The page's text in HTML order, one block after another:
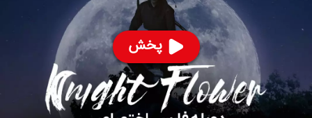
پخش 93% ۷.۸
ساخت کره جنوبی سال 2024
رده سنی ۱۸+
کره‌ای
سریال کمدی